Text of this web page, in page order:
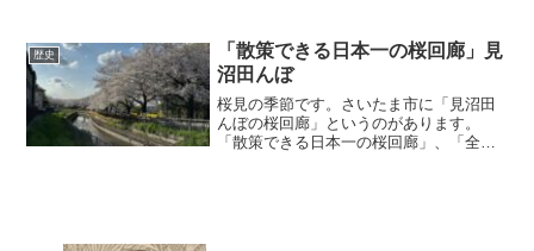
い、か」などと書きました。 しかし、
よくよく考えてみ...
歴史
「散策できる日本一の桜回廊」見
沼田んぼ
桜見の季節です。さいたま市に「見沼田
んぼの桜回廊」というのがあります。
「散策できる日本一の桜回廊」、「全長